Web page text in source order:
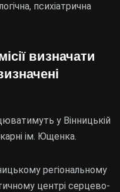
психіатрична
визначати
у Вінницькій
ім. Ющенка.
регіональному
центрі серцево-